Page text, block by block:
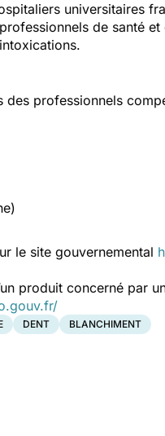
universitaires
de santé
professionnels
le site gouvernemental
produit concerné par
DENT BLANCHIMENT